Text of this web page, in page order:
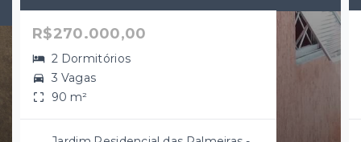
R$270.000,00
2 Dormitórios
3 Vagas
90 m²